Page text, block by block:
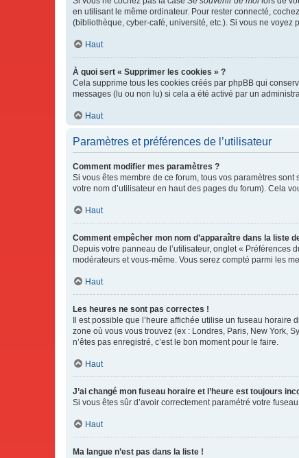
en utilisant le même ordinateur. Pour rester connecté,
(bibliothèque, cyber-café, université, etc.). Si vous ne voyez
Haut
À quoi sert « Supprimer les cookies » ?
Cela supprime tous les cookies créés par phpBB qui
messages (lu ou non lu) si cela a été activé par un
Haut
Paramètres et préférences de l’utilisateur
Comment modifier mes paramètres ?
Si vous êtes membre de ce forum, tous vos paramètres
votre nom d’utilisateur en haut des pages du forum). Cela
Haut
Comment empêcher mon nom d’apparaître dans la liste
Depuis votre panneau de l’utilisateur, onglet « Préférences
modérateurs et vous-même. Vous serez compté parmi les
Haut
Les heures ne sont pas correctes !
Il est possible que l’heure affichée utilise un fuseau
zone où vous vous trouvez (ex : Londres, Paris, New York,
n’êtes pas enregistré, c’est le bon moment pour le faire.
Haut
J’ai changé mon fuseau horaire et l’heure est toujours
Si vous êtes sûr d’avoir correctement paramétré votre
Haut
Ma langue n’est pas dans la liste !